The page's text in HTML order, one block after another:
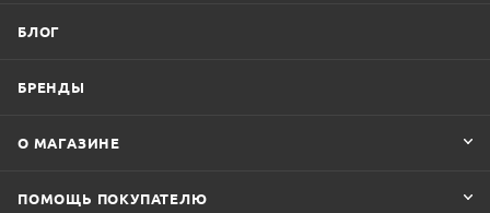
БЛОГ
БРЕНДЫ
О МАГАЗИНЕ
ПОМОЩЬ ПОКУПАТЕЛЮ